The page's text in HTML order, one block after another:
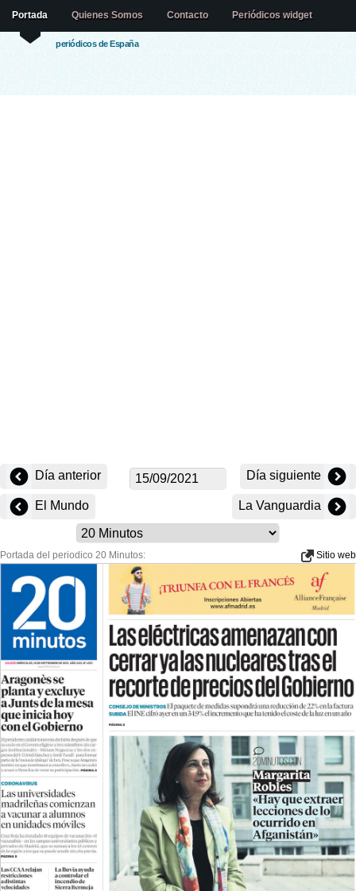
periódicos de España
Portada Quienes Somos Contacto Periódicos widget
Día anterior Día siguiente
El Mundo La Vanguardia
Portada del periodico 20 Minutos: Sitio web